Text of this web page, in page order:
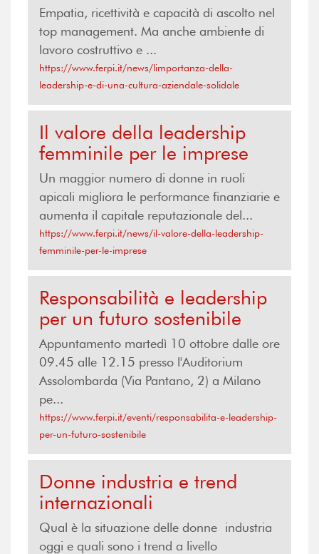
Empatia, ricettività e capacità di ascolto nel
top management. Ma anche ambiente di
lavoro costruttivo e ...
https://www.ferpi.it/news/limportanza-della-
leadership-e-di-una-cultura-aziendale-solidale
Il valore della leadership
femminile per le imprese
Un maggior numero di donne in ruoli
apicali migliora le performance finanziarie e
aumenta il capitale reputazionale del...
https://www.ferpi.it/news/il-valore-della-leadership-
femminile-per-le-imprese
Responsabilità e leadership
per un futuro sostenibile
Appuntamento martedì 10 ottobre dalle ore
09.45 alle 12.15 presso l'Auditorium
Assolombarda (Via Pantano, 2) a Milano
pe...
https://www.ferpi.it/eventi/responsabilita-e-leadership-
per-un-futuro-sostenibile
Donne industria e trend
internazionali
Qual è la situazione delle donne industria
oggi e quali sono i trend a livello